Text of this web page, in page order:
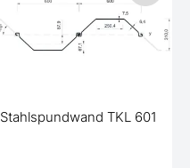
Stahlspundwand TKL 601